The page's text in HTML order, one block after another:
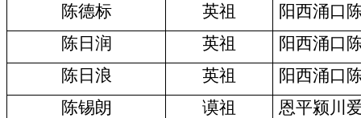
陈德标
英祖
阳西涌口
陈日润
英祖
阳西涌口
陈日浪
英祖
阳西涌口
陈锡朗
谟祖
恩平颍川